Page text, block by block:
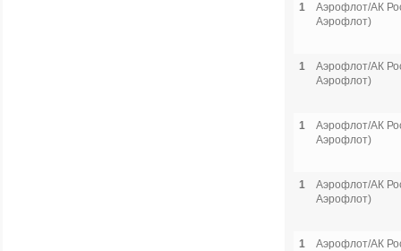
1
Аэрофлот/АК
Аэрофлот)
1
Аэрофлот/АК
Аэрофлот)
1
Аэрофлот/АК
Аэрофлот)
1
Аэрофлот/АК
Аэрофлот)
1
Аэрофлот/АК